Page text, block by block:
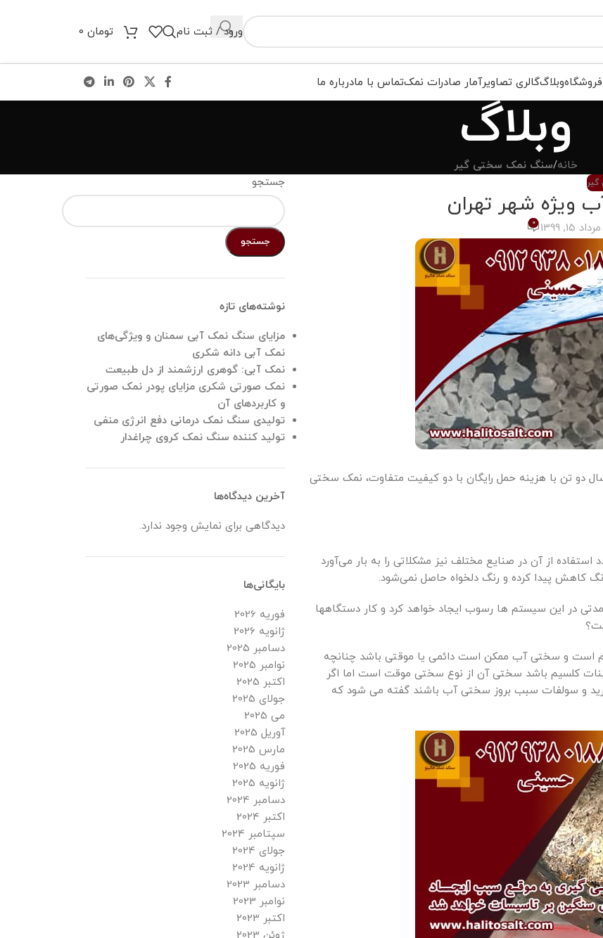
ورود / ثبت نام تومان
فروشگاهوبلاگگالری تصاویرآمار صادرات نمکتماس با مادرباره ما
وبلاگ
خانه/سنگ نمک سختی گیر
شهر تهران
15, 1399
0
تن با هزینه حمل رایگان با دو کیفیت متفاوت، نمک سختی
از آن در صنایع مختلف نیز مشکلاتی را به بار می‌آورد
کاهش پیدا کرده و رنگ دلخواه حاصل نمی‌شود.
در این سیستم ها رسوب ایجاد خواهد کرد و کار دستگاهها
است و سختی آب ممکن است دائمی یا موقتی باشد چنانچه
کلسیم باشد سختی آن از نوع سختی موقت است اما اگر
و سولفات سبب بروز سختی آب باشند گفته می شود که
جستجو
جستجو
نوشته‌های تازه
مزایای سنگ نمک آبی سمنان و ویژگی‌های
نمک آبی دانه شکری
نمک آبی: گوهری ارزشمند از دل طبیعت
نمک صورتی شکری مزایای پودر نمک صورتی
و کاربردهای آن
تولیدی سنگ نمک درمانی دفع انرژی منفی
تولید کننده سنگ نمک کروی چراغدار
آخرین دیدگاه‌ها
دیدگاهی برای نمایش وجود ندارد.
بایگانی‌ها
فوریه 2026
ژانویه 2026
دسامبر 2025
نوامبر 2025
اکتبر 2025
جولای 2025
می 2025
آوریل 2025
مارس 2025
فوریه 2025
ژانویه 2025
دسامبر 2024
اکتبر 2024
سپتامبر 2024
جولای 2024
ژانویه 2024
دسامبر 2023
نوامبر 2023
اکتبر 2023